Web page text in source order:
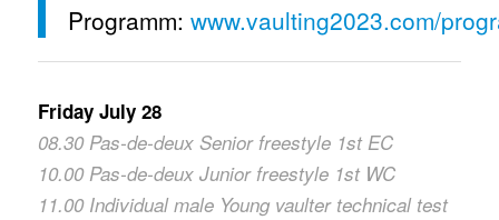
Programm: www.vaulting2023.com/
Friday July 28
08.30 Pas-de-deux Senior freestyle 1st EC
10.00 Pas-de-deux Junior freestyle 1st WC
11.00 Individual male Young vaulter technical test